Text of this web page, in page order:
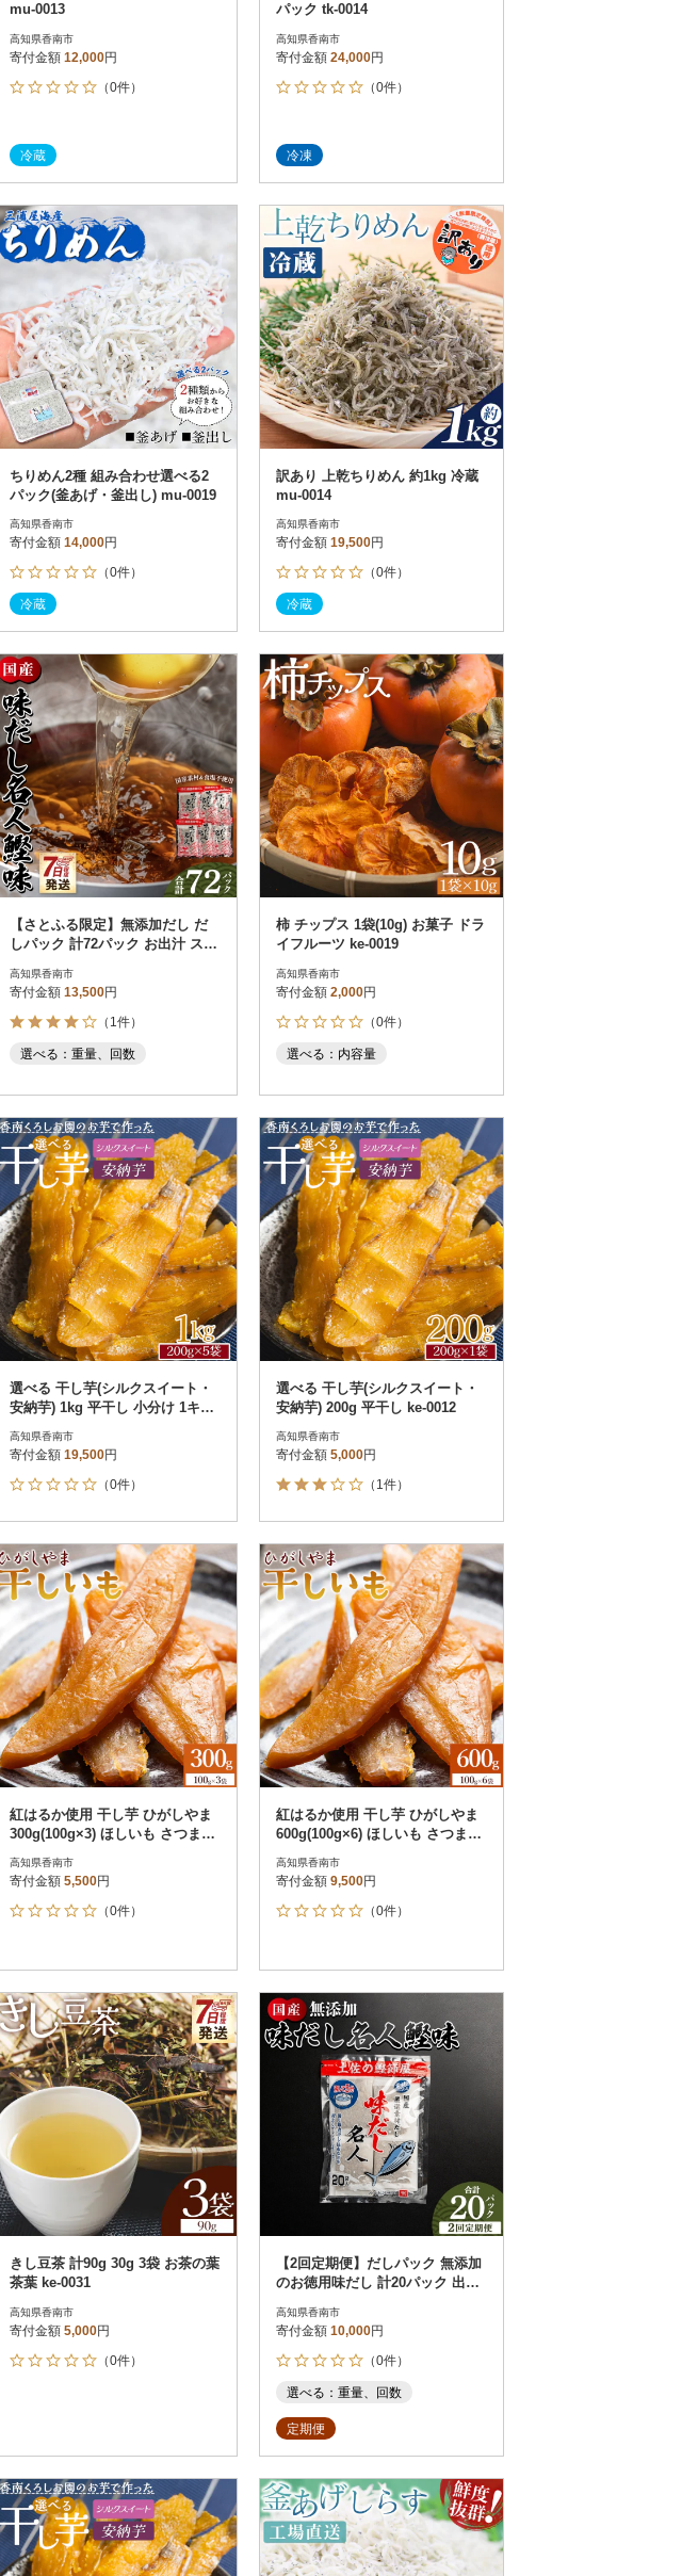
mu-0013
高知県香南市
寄付金額 12,000円
（0件）
冷蔵
パック tk-0014
高知県香南市
寄付金額 24,000円
（0件）
冷凍
ちりめん2種 組み合わせ選べる2
パック(釜あげ・釜出し) mu-0019
高知県香南市
寄付金額 14,000円
（0件）
冷蔵
訳あり 上乾ちりめん 約1kg 冷蔵
mu-0014
高知県香南市
寄付金額 19,500円
（0件）
冷蔵
【さとふる限定】無添加だし だ
しパック 計72パック お出汁 スピ
高知県香南市
寄付金額 13,500円
（1件）
選べる：重量、回数
柿 チップス 1袋(10g) お菓子 ドラ
イフルーツ ke-0019
高知県香南市
寄付金額 2,000円
（0件）
選べる：内容量
選べる 干し芋(シルクスイート・
安納芋) 1kg 平干し 小分け 1キロ
高知県香南市
寄付金額 19,500円
（0件）
選べる 干し芋(シルクスイート・
安納芋) 200g 平干し ke-0012
高知県香南市
寄付金額 5,000円
（1件）
紅はるか使用 干し芋 ひがしやま
300g(100g×3) ほしいも さつまい
高知県香南市
寄付金額 5,500円
（0件）
紅はるか使用 干し芋 ひがしやま
600g(100g×6) ほしいも さつまい
高知県香南市
寄付金額 9,500円
（0件）
きし豆茶 計90g 30g 3袋 お茶の葉
茶葉 ke-0031
高知県香南市
寄付金額 5,000円
（0件）
【2回定期便】だしパック 無添加
のお徳用味だし 計20パック 出汁
高知県香南市
寄付金額 10,000円
（0件）
選べる：重量、回数
定期便